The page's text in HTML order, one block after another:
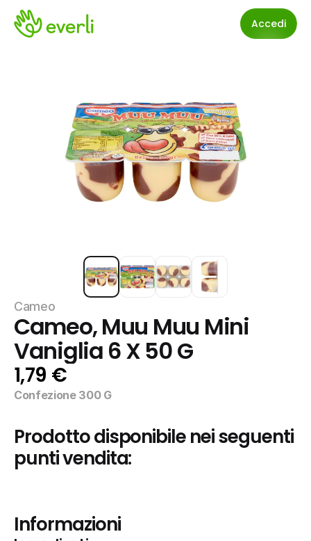
Accedi
Cameo
Cameo, Muu Muu Mini
Vaniglia 6 X 50 G
1,79 €
Confezione 300 G
Prodotto disponibile nei seguenti
punti vendita:
Informazioni